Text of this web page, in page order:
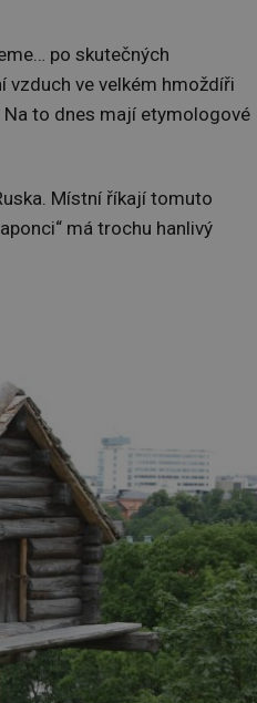
po skutečných
vzduch ve velkém hmoždíři
Na to dnes mají etymologové
Místní říkají tomuto
má trochu hanlivý